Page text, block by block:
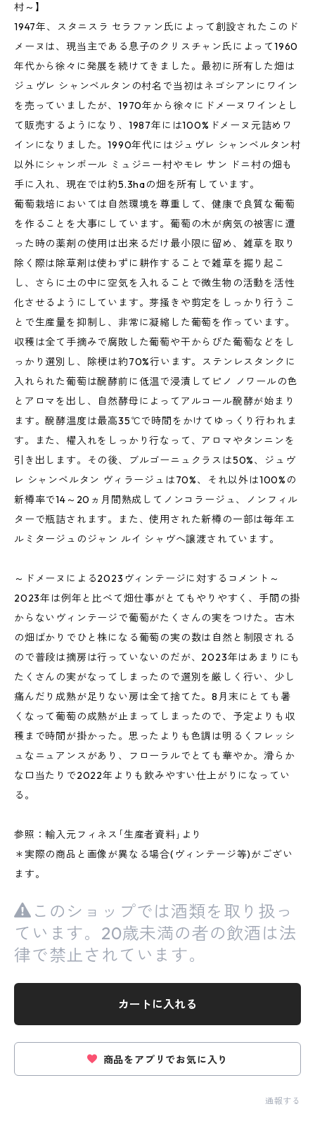
村～】
1947年、スタニスラ セラファン氏によって創設されたこのド
メーヌは、現当主である息子のクリスチャン氏によって1960
年代から徐々に発展を続けてきました。最初に所有した畑は
ジュヴレ シャンベルタンの村名で当初はネゴシアンにワイン
を売っていましたが、1970年から徐々にドメーヌワインとし
て販売するようになり、1987年には100%ドメーヌ元詰めワ
インになりました。1990年代にはジュヴレ シャンベルタン村
以外にシャンボール ミュジニー村やモレ サン ドニ村の畑も
手に入れ、現在では約5.3haの畑を所有しています。
葡萄栽培においては自然環境を尊重して、健康で良質な葡萄
を作ることを大事にしています。葡萄の木が病気の被害に遭
った時の薬剤の使用は出来るだけ最小限に留め、雑草を取り
除く際は除草剤は使わずに耕作することで雑草を掘り起こ
し、さらに土の中に空気を入れることで微生物の活動を活性
化させるようにしています。芽掻きや剪定をしっかり行うこ
とで生産量を抑制し、非常に凝縮した葡萄を作っています。
収穫は全て手摘みで腐敗した葡萄や干からびた葡萄などをし
っかり選別し、除梗は約70%行います。ステンレスタンクに
入れられた葡萄は醗酵前に低温で浸漬してピノ ノワールの色
とアロマを出し、自然酵母によってアルコール醗酵が始まり
ます。醗酵温度は最高35℃で時間をかけてゆっくり行われま
す。また、櫂入れをしっかり行なって、アロマやタンニンを
引き出します。その後、ブルゴーニュクラスは50%、ジュヴ
レ シャンベルタン ヴィラージュは70%、それ以外は100%の
新樽率で14～20ヵ月間熟成してノンコラージュ、ノンフィル
ターで瓶詰されます。また、使用された新樽の一部は毎年エ
ルミタージュのジャン ルイ シャヴへ譲渡されています。
～ドメーヌによる2023ヴィンテージに対するコメント～
2023年は例年と比べて畑仕事がとてもやりやすく、手間の掛
からないヴィンテージで葡萄がたくさんの実をつけた。古木
の畑ばかりでひと株になる葡萄の実の数は自然と制限される
ので普段は摘房は行っていないのだが、2023年はあまりにも
たくさんの実がなってしまったので選別を厳しく行い、少し
痛んだり成熟が足りない房は全て捨てた。8月末にとても暑
くなって葡萄の成熟が止まってしまったので、予定よりも収
穫まで時間が掛かった。思ったよりも色調は明るくフレッシ
ュなニュアンスがあり、フローラルでとても華やか。滑らか
な口当たりで2022年よりも飲みやすい仕上がりになってい
る。
参照：輸入元フィネス｢生産者資料｣より
＊実際の商品と画像が異なる場合(ヴィンテージ等)がござい
ます。
このショップでは酒類を取り扱っ
ています。20歳未満の者の飲酒は法
律で禁止されています。
カートに入れる
商品をアプリでお気に入り
通報する